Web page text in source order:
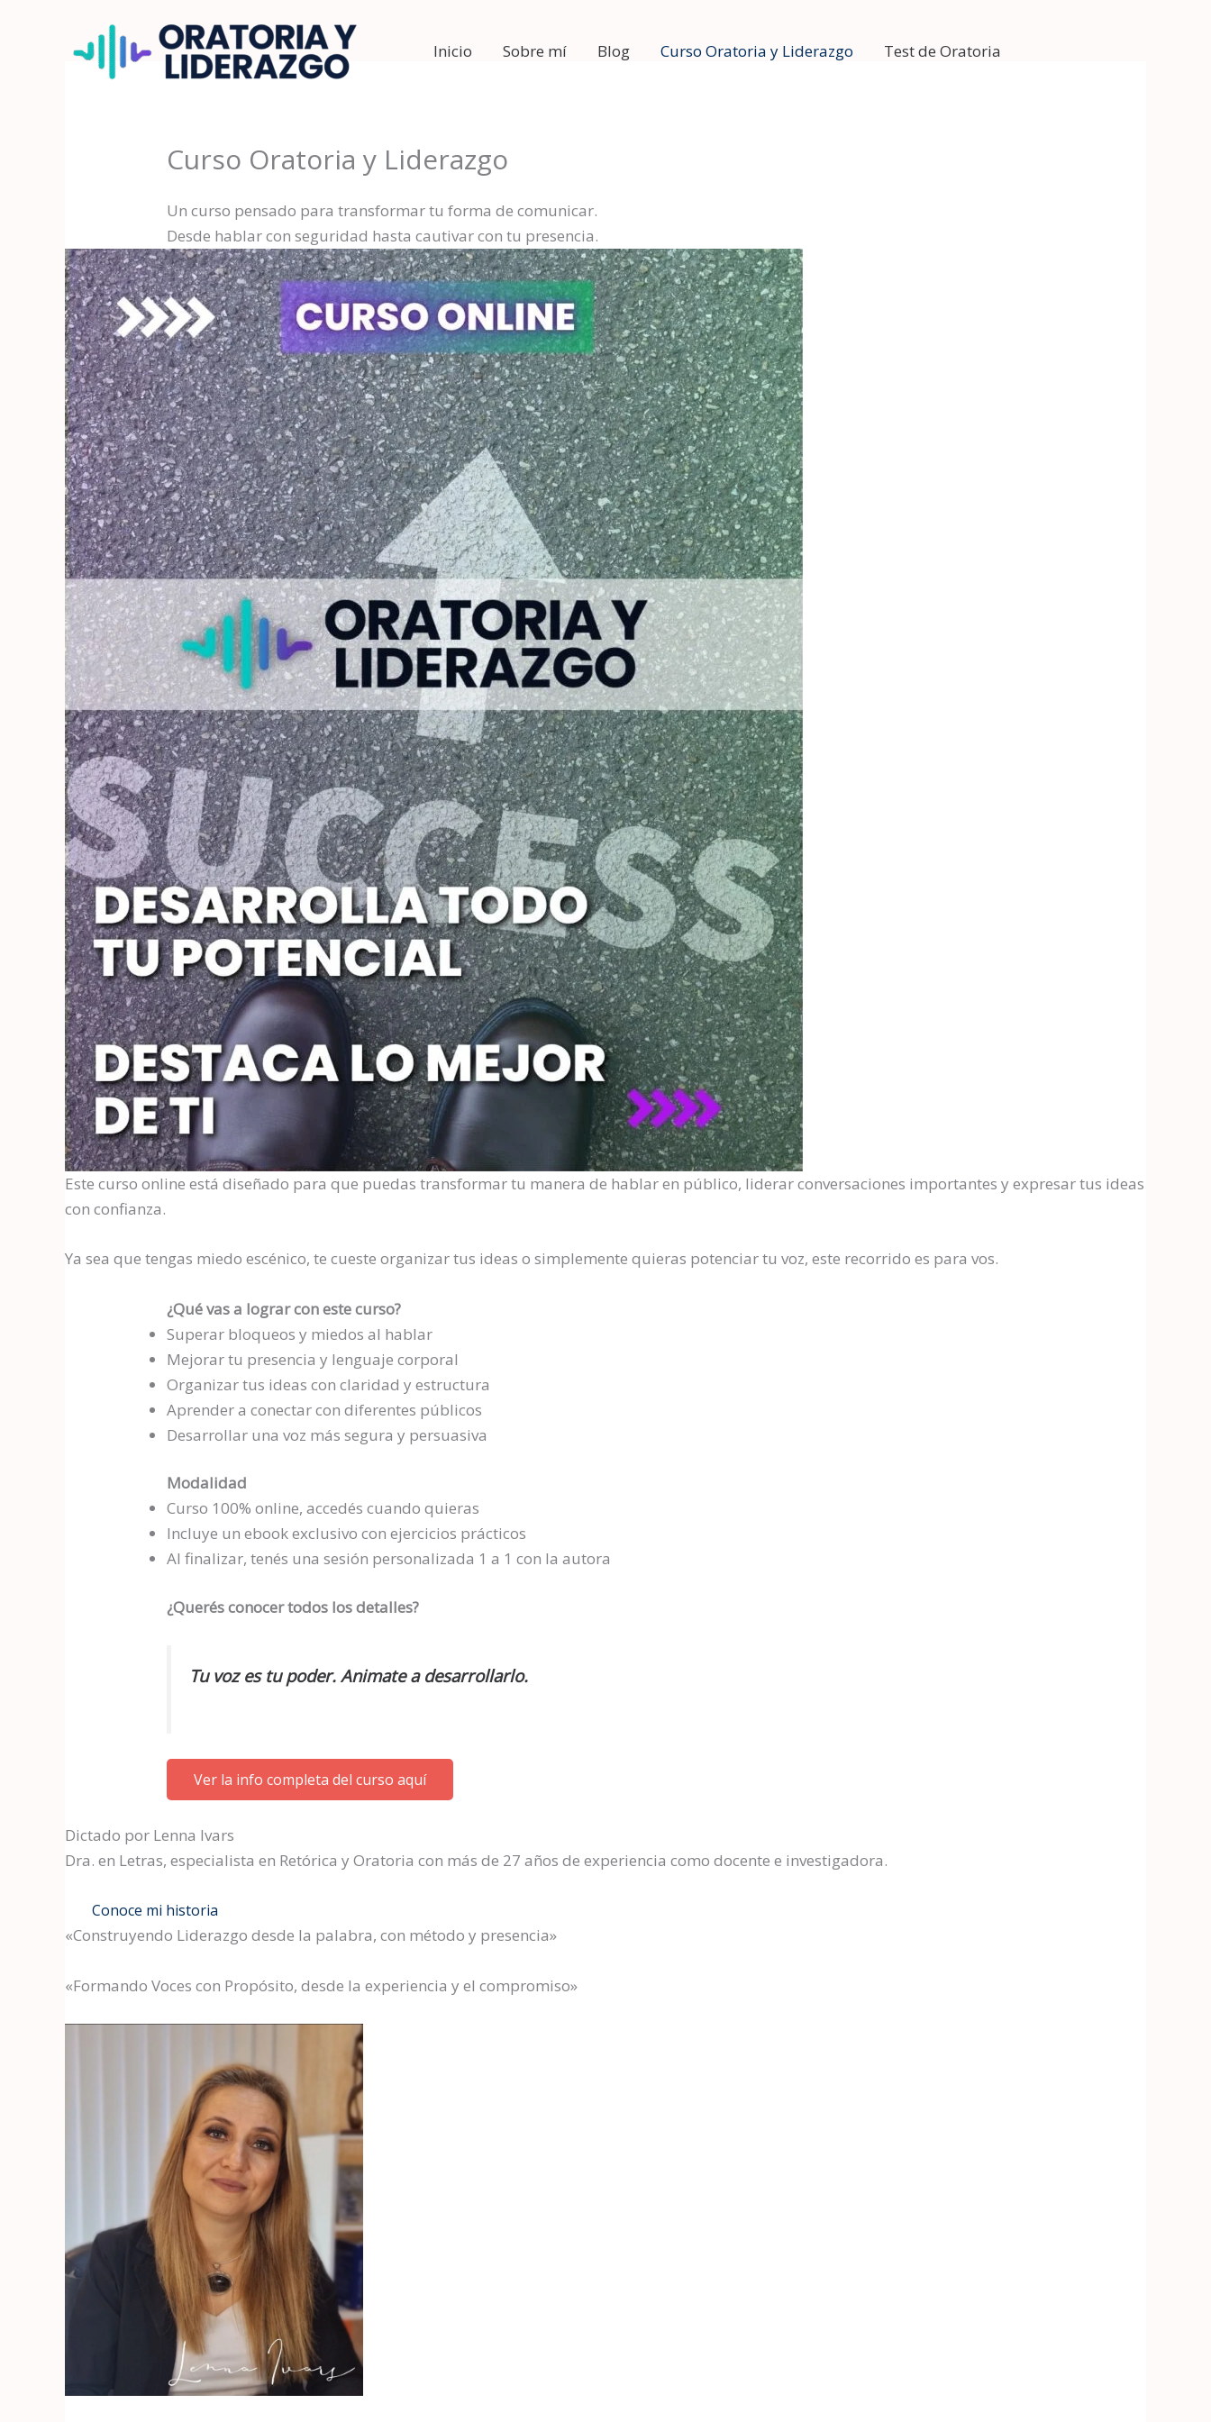
Inicio Sobre mí Blog Curso Oratoria y Liderazgo Test de Oratoria
Curso Oratoria y Liderazgo
Un curso pensado para transformar tu forma de comunicar.
Desde hablar con seguridad hasta cautivar con tu presencia.
Este curso online está diseñado para que puedas transformar tu manera de hablar en público, liderar conversaciones importantes y expresar tus ideas
con confianza.
Ya sea que tengas miedo escénico, te cueste organizar tus ideas o simplemente quieras potenciar tu voz, este recorrido es para vos.
¿Qué vas a lograr con este curso?
Superar bloqueos y miedos al hablar
Mejorar tu presencia y lenguaje corporal
Organizar tus ideas con claridad y estructura
Aprender a conectar con diferentes públicos
Desarrollar una voz más segura y persuasiva
Modalidad
Curso 100% online, accedés cuando quieras
Incluye un ebook exclusivo con ejercicios prácticos
Al finalizar, tenés una sesión personalizada 1 a 1 con la autora
¿Querés conocer todos los detalles?
Tu voz es tu poder. Animate a desarrollarlo.
Ver la info completa del curso aquí
Dictado por Lenna Ivars
Dra. en Letras, especialista en Retórica y Oratoria con más de 27 años de experiencia como docente e investigadora.
Conoce mi historia
«Construyendo Liderazgo desde la palabra, con método y presencia»
«Formando Voces con Propósito, desde la experiencia y el compromiso»